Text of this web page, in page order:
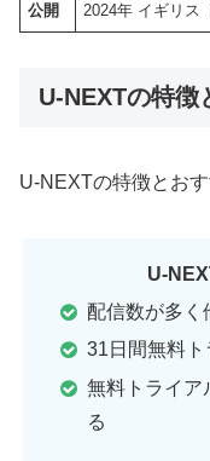
公開 2024年 イギリス
U-NEXTの特徴
U-NEXTの特徴とお
U-
配信数が多く
31日間無料
無料トライア
る